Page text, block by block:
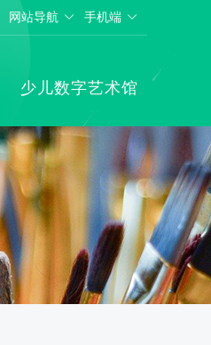
网站导航 手机端
少儿数字艺术馆